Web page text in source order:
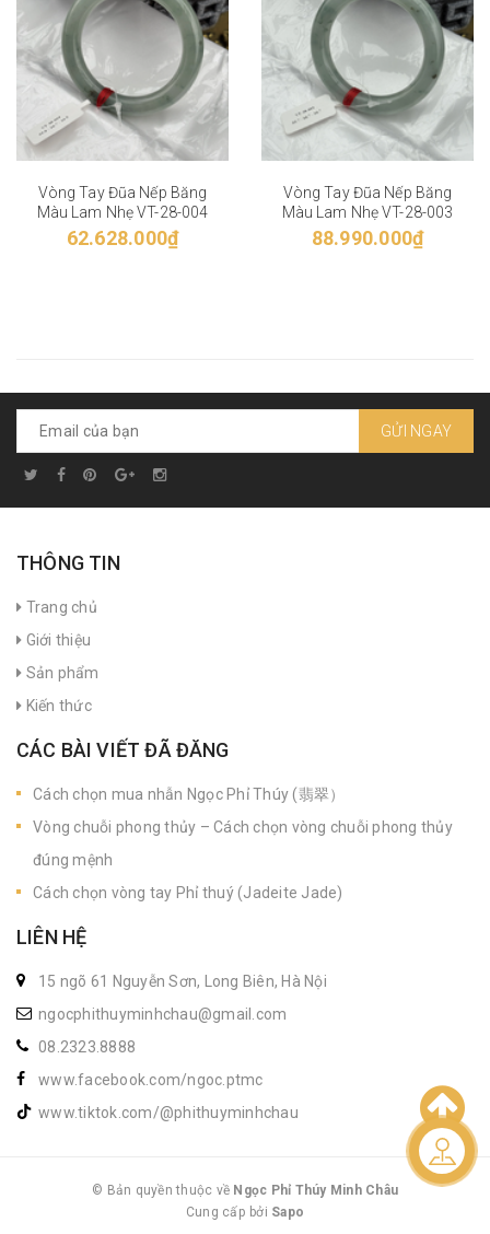
Vòng Tay Đũa Nếp Băng
Màu Lam Nhẹ VT-28-004
62.628.000₫
Vòng Tay Đũa Nếp Băng
Màu Lam Nhẹ VT-28-003
88.990.000₫
GỬI NGAY
THÔNG TIN
Trang chủ
Giới thiệu
Sản phẩm
Kiến thức
CÁC BÀI VIẾT ĐÃ ĐĂNG
Cách chọn mua nhẫn Ngọc Phỉ Thúy (翡翠）
Vòng chuỗi phong thủy – Cách chọn vòng chuỗi phong thủy
đúng mệnh
Cách chọn vòng tay Phỉ thuý (Jadeite Jade)
LIÊN HỆ
15 ngõ 61 Nguyễn Sơn, Long Biên, Hà Nội
ngocphithuyminhchau@gmail.com
08.2323.8888
www.facebook.com/ngoc.ptmc
www.tiktok.com/@phithuyminhchau
© Bản quyền thuộc về Ngọc Phỉ Thúy Minh Châu
|
Cung cấp bởi Sapo
Liên hệ